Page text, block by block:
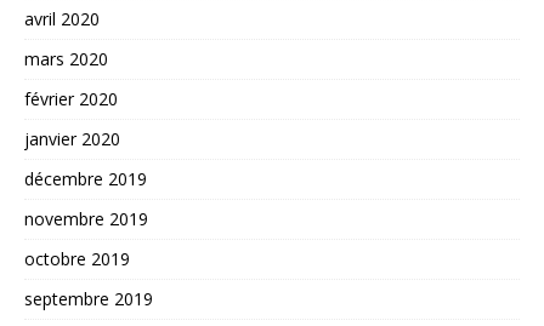
avril 2020
mars 2020
février 2020
janvier 2020
décembre 2019
novembre 2019
octobre 2019
septembre 2019